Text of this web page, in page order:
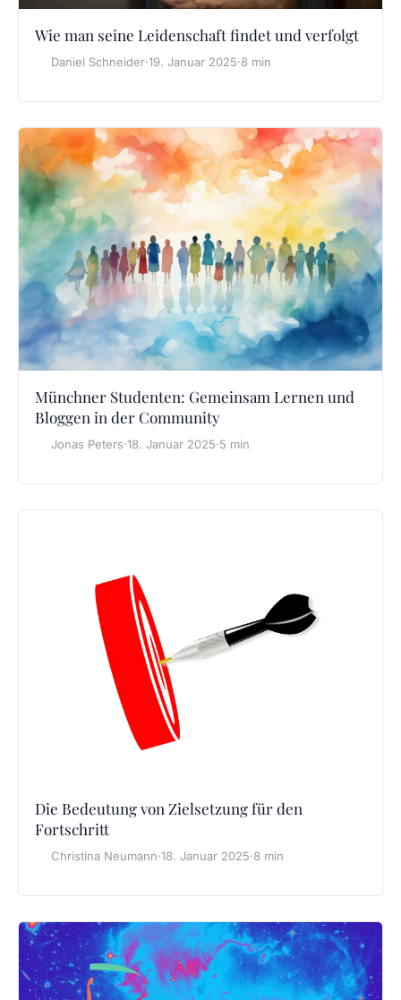
Wie man seine Leidenschaft findet und verfolgt
Daniel Schneider·19. Januar 2025·8 min
Münchner Studenten: Gemeinsam Lernen und
Bloggen in der Community
Jonas Peters·18. Januar 2025·5 min
Die Bedeutung von Zielsetzung für den
Fortschritt
Christina Neumann·18. Januar 2025·8 min